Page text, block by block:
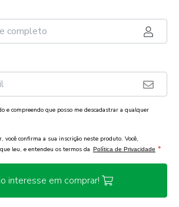
e compreendo que posso me descadastrar a qualquer
você confirma a sua inscrição neste produto. Você,
leu, e entendeu os termos da Política de Privacidade *
interesse em comprar!